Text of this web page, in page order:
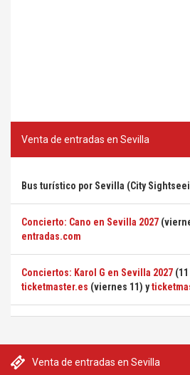
Venta de entradas en Sevilla
Venta de entradas en Sevilla
Bus turístico por Sevilla (City
Concierto: Cano en Sevilla 2027
entradas.com
Conciertos: Karol G en Sevilla 2027
ticketmaster.es (viernes 11) y